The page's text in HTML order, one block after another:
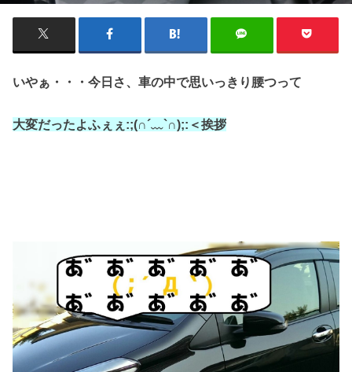
いやぁ・・・今日さ、車の中で思いっきり腰つって
大変だったよふぇぇ:;(∩´﹏`∩);:＜挨拶